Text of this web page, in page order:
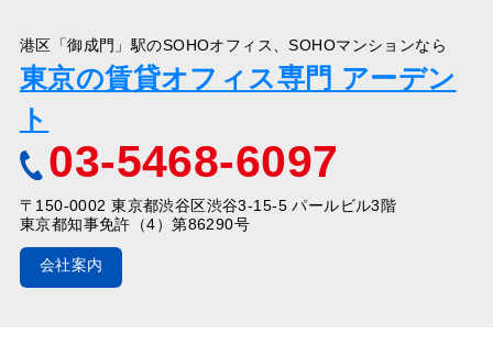
港区「御成門」駅のSOHOオフィス、SOHOマンションなら
東京の賃貸オフィス専門 アーデン
ト
03-5468-6097
〒150-0002 東京都渋谷区渋谷3-15-5 パールビル3階
東京都知事免許（4）第86290号
会社案内